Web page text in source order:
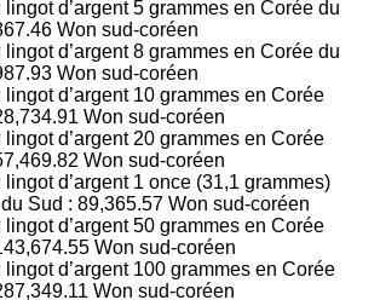
lingot d’argent 5 grammes en Corée du
Won sud-coréen
lingot d’argent 8 grammes en Corée du
Won sud-coréen
lingot d’argent 10 grammes en Corée
Won sud-coréen
lingot d’argent 20 grammes en Corée
Won sud-coréen
lingot d’argent 1 once (31,1 grammes)
Sud : 89,365.57 Won sud-coréen
lingot d’argent 50 grammes en Corée
Won sud-coréen
lingot d’argent 100 grammes en Corée
Won sud-coréen